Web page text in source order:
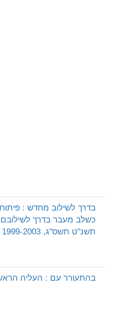
בדרך לשילוב מחדש :
כשלב מעבר בדרך
תשנ"ט תשס"ג, 1999-2003
בהתעורר עם : העליה